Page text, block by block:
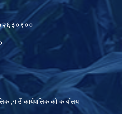
कार्यपालिकाको कार्यालय